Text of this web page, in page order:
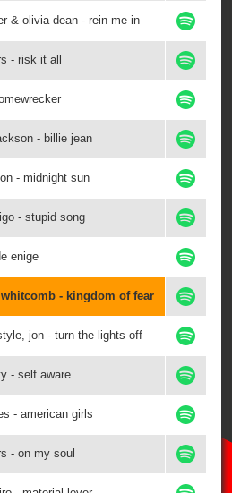
& olivia dean - rein me in
- risk it all
- billie jean
- midnight sun
- stupid song
enige
- kingdom of fear
jon - turn the lights off
- self aware
- american girls
- on my soul